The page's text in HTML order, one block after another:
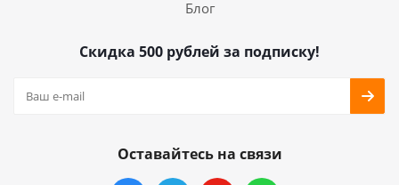
Блог
Скидка 500 рублей за подписку!
Оставайтесь на связи